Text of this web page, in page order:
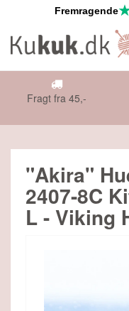
Fremragende
Fragt fra 45,-
Måske kunne
have
Gå til
"Akira"
2407-8C
L - Viking